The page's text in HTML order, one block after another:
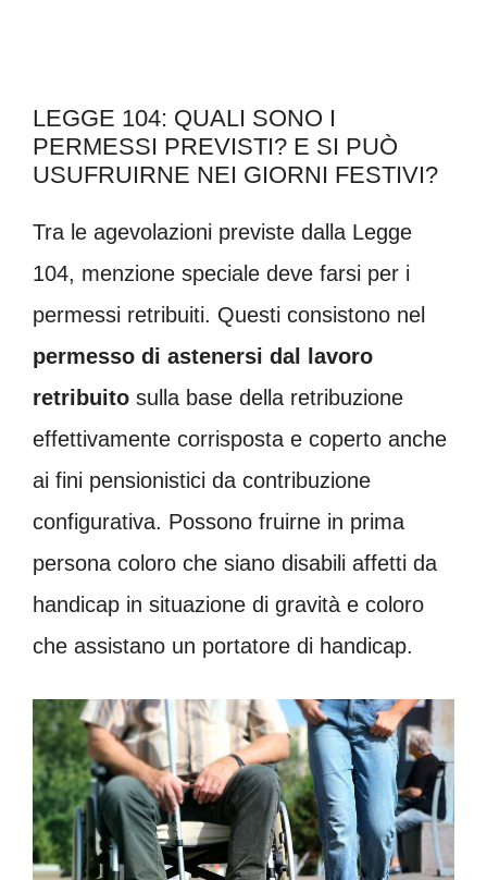
LEGGE 104: QUALI SONO I
PERMESSI PREVISTI? E SI PUÒ
USUFRUIRNE NEI GIORNI FESTIVI?
Tra le agevolazioni previste dalla Legge
104, menzione speciale deve farsi per i
permessi retribuiti. Questi consistono nel
permesso di astenersi dal lavoro
retribuito sulla base della retribuzione
effettivamente corrisposta e coperto anche
ai fini pensionistici da contribuzione
configurativa. Possono fruirne in prima
persona coloro che siano disabili affetti da
handicap in situazione di gravità e coloro
che assistano un portatore di handicap.